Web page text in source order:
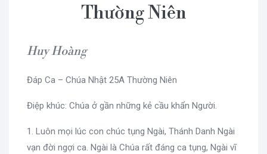
Thường Niên
Huy Hoàng
Đáp Ca – Chúa Nhật 25A Thường Niên
Điệp khúc: Chúa ở gần những kẻ cầu khẩn Người.
1. Luôn mọi lúc con chúc tụng Ngài, Thánh Danh Ngài
vạn đời ngợi ca. Ngài là Chúa rất đáng ca tụng, Ngài vĩ